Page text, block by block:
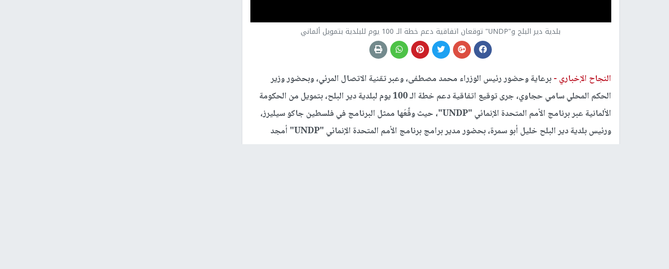
بلدية دير البلح و"UNDP" توقعان اتفاقية دعم خطة الـ 100 يوم للبلدية بتمويل ألماني
النجاح الإخباري -برعاية وحضور رئيس الوزراء محمد مصطفى، وعبر تقنية الاتصال المرئي، وبحضور وزير
الحكم المحلي سامي حجاوي، جرى توقيع اتفاقية دعم خطة الـ 100 يوم لبلدية دير البلح، بتمويل من الحكومة
الألمانية عبر برنامج الأمم المتحدة الإنمائي "UNDP"، حيث وقَّعَها ممثل البرنامج في فلسطين جاكو سيليرز،
ورئيس بلدية دير البلح خليل أبو سمرة، بحضور مدير برامج برنامج الأمم المتحدة الإنمائي "UNDP" أمجد